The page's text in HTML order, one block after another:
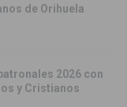
de Orihuela
2026 con
y Cristianos